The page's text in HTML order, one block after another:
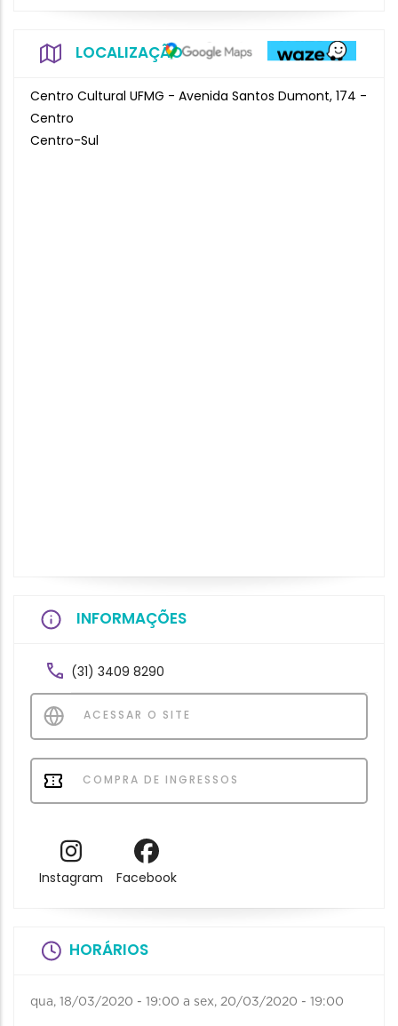
LOCALIZAÇÃO
Centro Cultural UFMG - Avenida Santos Dumont, 174 -
Centro
Centro-Sul
INFORMAÇÕES
(31) 3409 8290
ACESSAR O SITE
COMPRA DE INGRESSOS
Instagram Facebook
HORÁRIOS
qua, 18/03/2020 - 19:00 a sex, 20/03/2020 - 19:00